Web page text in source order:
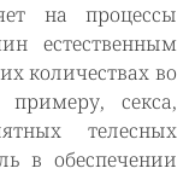
на процессы
естественным
количествах во
секса,
телесных
в обеспечении